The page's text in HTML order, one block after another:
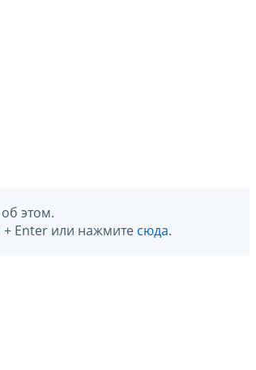
этом.
Enter или нажмите сюда.